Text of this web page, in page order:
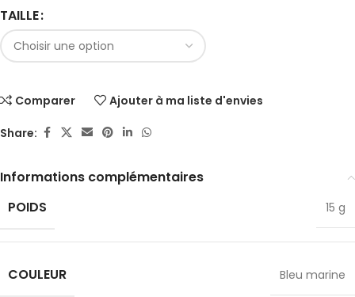
✕
TAILLE
Comparer Ajouter à ma liste d'envies
Share:
Informations complémentaires
POIDS
15 g
COULEUR Bleu marine